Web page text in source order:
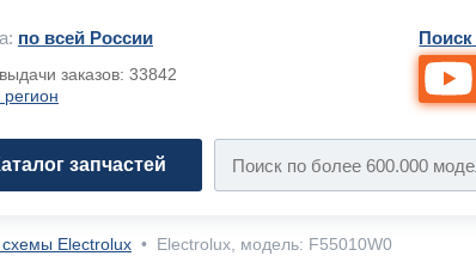
по всей России
заказов: 33842
запчастей
Electrolux • Electrolux, модель: F55010W0